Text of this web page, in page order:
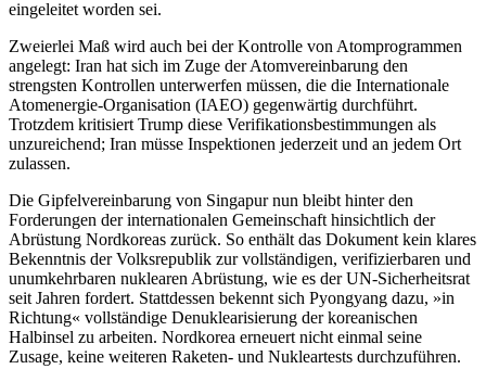
eingeleitet worden sei.
Zweierlei Maß wird auch bei der Kontrolle von Atomprogrammen
angelegt: Iran hat sich im Zuge der Atomvereinbarung den
strengsten Kontrollen unterwerfen müssen, die die Internationale
Atomenergie-Organisation (IAEO) gegenwärtig durchführt.
Trotzdem kritisiert Trump diese Verifikationsbestimmungen als
unzureichend; Iran müsse Inspektionen jederzeit und an jedem Ort
zulassen.
Die Gipfelvereinbarung von Singapur nun bleibt hinter den
Forderungen der internationalen Gemeinschaft hinsichtlich der
Abrüstung Nordkoreas zurück. So enthält das Dokument kein klares
Bekenntnis der Volksrepublik zur vollständigen, verifizierbaren und
unumkehrbaren nuklearen Abrüstung, wie es der UN-Sicherheitsrat
seit Jahren fordert. Stattdessen bekennt sich Pyongyang dazu, »in
Richtung« vollständige Denuklearisierung der koreanischen
Halbinsel zu arbeiten. Nordkorea erneuert nicht einmal seine
Zusage, keine weiteren Raketen- und Nukleartests durchzuführen.